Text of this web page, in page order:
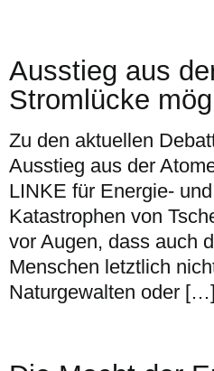
Ausstieg aus
Stromlücke
Zu den aktuellen
Ausstieg aus der
LINKE für Energie-
Katastrophen von
vor Augen, dass auch
Menschen letztlich
Naturgewalten oder […]